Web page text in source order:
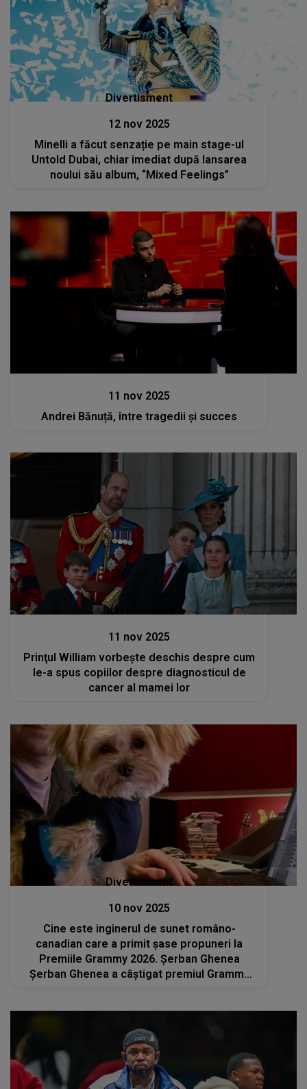
Divertisment
12 nov 2025
Minelli a făcut senzație pe main stage-ul
Untold Dubai, chiar imediat după lansarea
noului său album, “Mixed Feelings”
11 nov 2025
Andrei Bănuță, între tragedii și succes
Stiri mondene
11 nov 2025
Prinţul William vorbeşte deschis despre cum
le-a spus copiilor despre diagnosticul de
cancer al mamei lor
Divertisment
10 nov 2025
Cine este inginerul de sunet româno-
canadian care a primit şase propuneri la
Premiile Grammy 2026. Şerban Ghenea
Şerban Ghenea a câştigat premiul Grammy